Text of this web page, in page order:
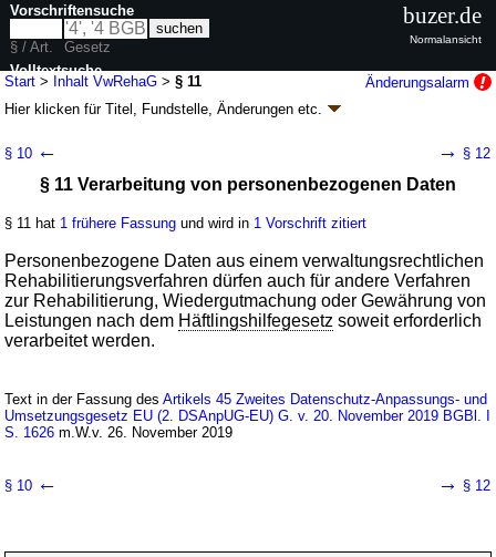
Start > Inhalt VwRehaG >§ 11
Änderungsalarm
Hier klicken fürTitel, Fundstelle, Änderungen etc.
Rehabilitierungsgesetz (VwRehaG)
neugefasst durch B. v. 01.07.1997BGBl. I S. 1620; zuletzt geändert durch
Geltung ab 01.07.1994; FNA: 254-1 Wiedergutmachung
8 weitere Fassungen
| Drucksachen / Entwurf / Begründung |
wird in 26 Vorschriften zitiert
§ 10 ← → § 12
§ 11 Verarbeitung von personenbezogenen Daten
§ 11 hat 1 frühere Fassung und wird in 1 Vorschrift zitiert
Personenbezogene Daten aus einem verwaltungsrechtlichen
Rehabilitierungsverfahren dürfen auch für andere Verfahren
zur Rehabilitierung, Wiedergutmachung oder Gewährung von
Leistungen nach dem Häftlingshilfegesetz soweit erforderlich
verarbeitet werden.
Text in der Fassung desArtikels 45 Zweites Datenschutz-Anpassungs- und
Umsetzungsgesetz EU (2. DSAnpUG-EU) G. v. 20. November 2019 BGBl. I
S. 1626 m.W.v. 26. November 2019
§ 10 ← → § 12
Vorschriftensuche
§ / Art.
Gesetz
Volltextsuche
nur in VwRehaG
buzer.de
Normalansicht